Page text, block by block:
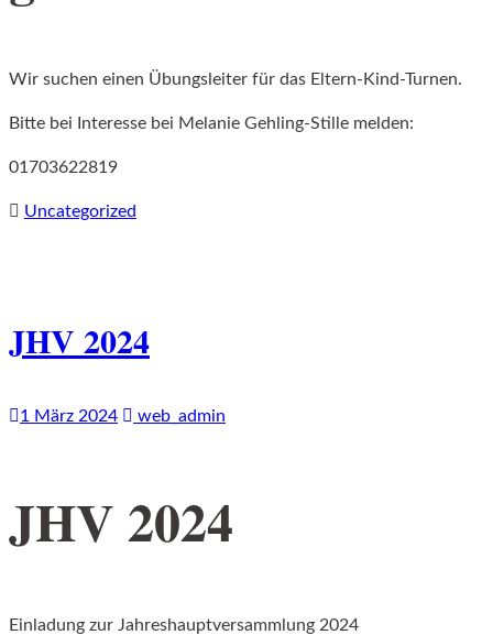
Wir suchen einen Übungsleiter für das Eltern-Kind-Turnen.
Bitte bei Interesse bei Melanie Gehling-Stille melden:
01703622819
Uncategorized
JHV 2024
1 März 2024 web_admin
JHV 2024
Einladung zur Jahreshauptversammlung 2024